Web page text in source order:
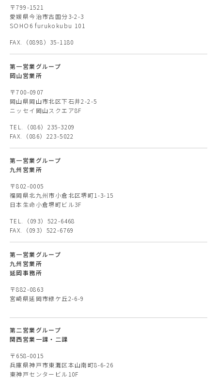
〒799-1521
愛媛県今治市古国分3-2-3
SOHO6 furukokubu 101
FAX.（0898）35-1180
第一営業グループ
岡山営業所
〒700-0907
岡山県岡山市北区下石井2-2-5
ニッセイ岡山スクエア8F
TEL.（086）235-3209
FAX.（086）223-5022
第一営業グループ
九州営業所
〒802-0005
福岡県北九州市小倉北区堺町1-3-15
日本生命小倉堺町ビル3F
TEL.（093）522-6468
FAX.（093）522-6769
第一営業グループ
九州営業所
延岡事務所
〒882-0863
宮崎県延岡市緑ケ丘2-6-9
第二営業グループ
関西営業一課・二課
〒658-0015
兵庫県神戸市東灘区本山南町8-6-26
東神戸センタービル10F